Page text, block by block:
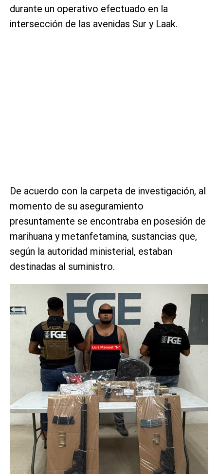
durante un operativo efectuado en la
intersección de las avenidas Sur y Laak.
De acuerdo con la carpeta de investigación, al
momento de su aseguramiento
presuntamente se encontraba en posesión de
marihuana y metanfetamina, sustancias que,
según la autoridad ministerial, estaban
destinadas al suministro.